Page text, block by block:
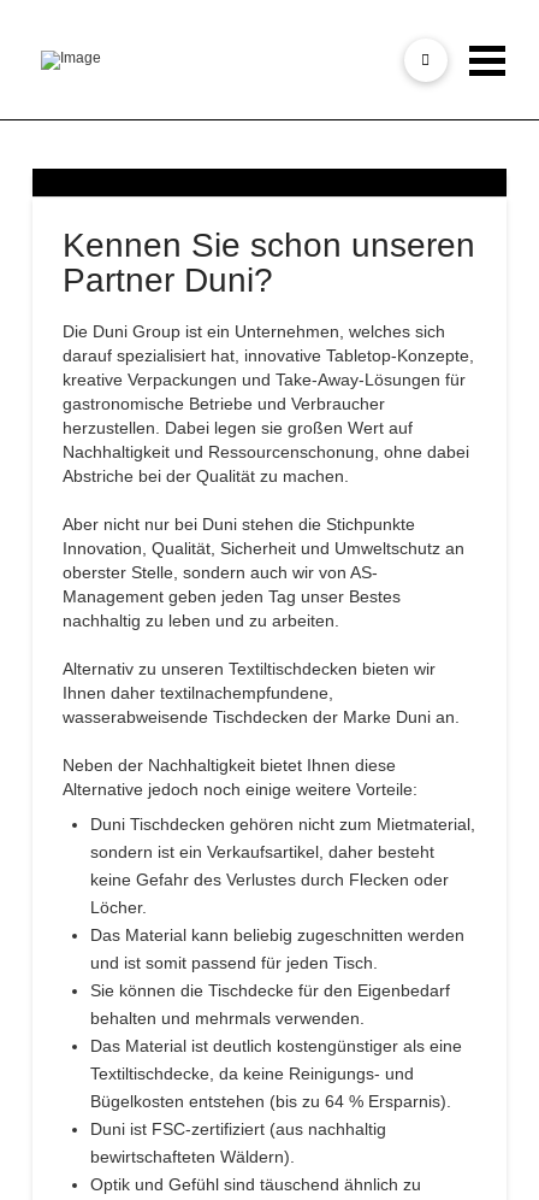
Kennen Sie schon unseren
Partner Duni?
Die Duni Group ist ein Unternehmen, welches sich
darauf spezialisiert hat, innovative Tabletop-Konzepte,
kreative Verpackungen und Take-Away-Lösungen für
gastronomische Betriebe und Verbraucher
herzustellen. Dabei legen sie großen Wert auf
Nachhaltigkeit und Ressourcenschonung, ohne dabei
Abstriche bei der Qualität zu machen.
Aber nicht nur bei Duni stehen die Stichpunkte
Innovation, Qualität, Sicherheit und Umweltschutz an
oberster Stelle, sondern auch wir von AS-
Management geben jeden Tag unser Bestes
nachhaltig zu leben und zu arbeiten.
Alternativ zu unseren Textiltischdecken bieten wir
Ihnen daher textilnachempfundene,
wasserabweisende Tischdecken der Marke Duni an.
Neben der Nachhaltigkeit bietet Ihnen diese
Alternative jedoch noch einige weitere Vorteile:
Duni Tischdecken gehören nicht zum Mietmaterial,
sondern ist ein Verkaufsartikel, daher besteht
keine Gefahr des Verlustes durch Flecken oder
Löcher.
Das Material kann beliebig zugeschnitten werden
und ist somit passend für jeden Tisch.
Sie können die Tischdecke für den Eigenbedarf
behalten und mehrmals verwenden.
Das Material ist deutlich kostengünstiger als eine
Textiltischdecke, da keine Reinigungs- und
Bügelkosten entstehen (bis zu 64 % Ersparnis).
Duni ist FSC-zertifiziert (aus nachhaltig
bewirtschafteten Wäldern).
Optik und Gefühl sind täuschend ähnlich zu